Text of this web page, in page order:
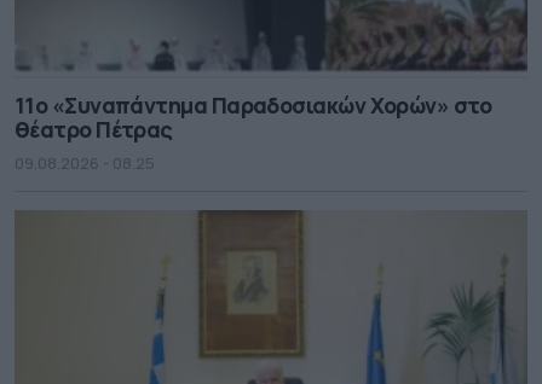
11ο «Συναπάντημα Παραδοσιακών Χορών» στο
θέατρο Πέτρας
09.08.2026 - 08.25